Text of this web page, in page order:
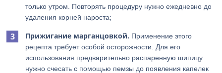
только утром. Повторять процедуру нужно ежедневно до
удаления корней нароста;
Прижигание марганцовкой. Применение этого
рецепта требует особой осторожности. Для его
использования предварительно распаренную шипицу
нужно счесать с помощью пемзы до появления капелек